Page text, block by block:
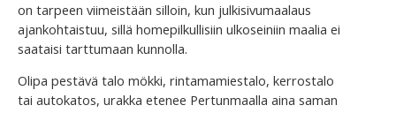
on tarpeen viimeistään silloin, kun julkisivumaalaus
ajankohtaistuu, sillä homepilkullisiin ulkoseiniin maalia ei
saataisi tarttumaan kunnolla.
Olipa pestävä talo mökki, rintamamiestalo, kerrostalo
tai autokatos, urakka etenee Pertunmaalla aina saman